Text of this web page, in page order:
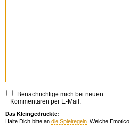
Benachrichtige mich bei neuen
Kommentaren per E-Mail.
Das Kleingedruckte:
Halte Dich bitte an die Spielregeln . Welche